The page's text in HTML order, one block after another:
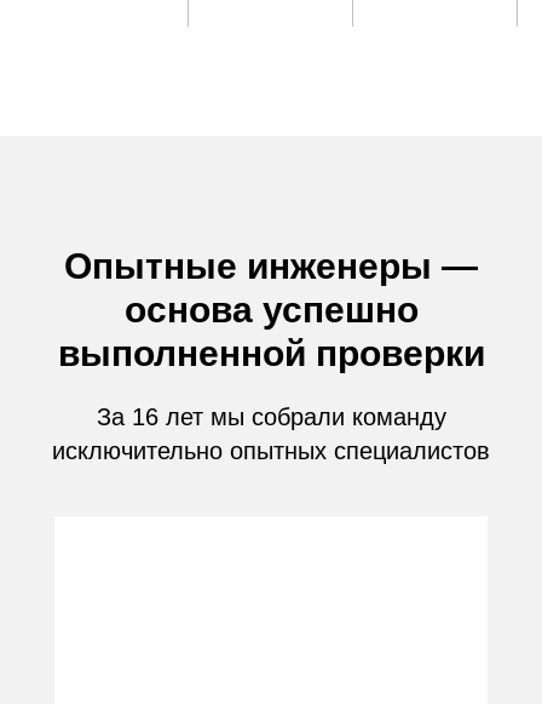
Опытные инженеры —
основа успешно
выполненной проверки
За 16 лет мы собрали команду
исключительно опытных специалистов